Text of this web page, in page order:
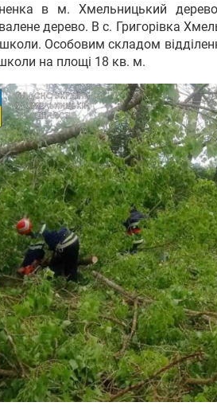
в м. Хмельницький
дерево. В с. Григорівка
школи. Особовим складом
на площі 18 кв. м.